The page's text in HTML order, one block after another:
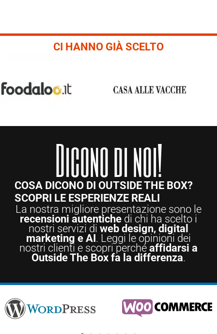
CI HANNO GIÀ SCELTO
Dicono di noi!
COSA DICONO DI OUTSIDE THE BOX?
SCOPRI LE ESPERIENZE REALI
La nostra migliore presentazione sono le
recensioni autentiche di chi ha scelto i
nostri servizi di web design, digital
marketing e AI. Leggi le opinioni dei
nostri clienti e scopri perché affidarsi a
Outside The Box fa la differenza.